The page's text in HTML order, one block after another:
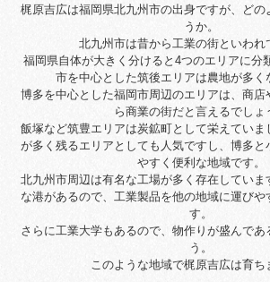
梶原吉広は福岡県北九州市の出身ですが、どの
うか。
北九州市は昔から工業の街といわれ
福岡県自体が大きく分けると4つのエリアに分
市を中心とした筑後エリアは農地が多く
博多を中心とした福岡市周辺のエリアは、商店
ら商業の街だと言えるでしょ
飯塚など筑豊エリアは炭鉱町として栄えていま
が多く残るエリアとしても人気ですし、博多と
やすく便利な地域です。
北九州市周辺は有名な工場が多く存在していま
な港があるので、工業製品を他の地域に運びや
す。
さらに工業大学もあるので、物作りが盛んであ
う。
このような地域で梶原吉広は育ち